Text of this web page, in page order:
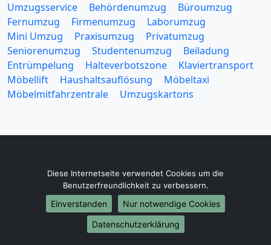
Umzugsservice Behördenumzug
Büroumzug
Fernumzug
Firmenumzug
Laborumzug
Mini Umzug
Praxisumzug
Privatumzug
Seniorenumzug
Studentenumzug
Beiladung
Entrümpelung
Halteverbotszone
Klaviertransport
Möbellift
Haushaltsauflösung
Möbeltaxi
Möbelmitfahrzentrale
Umzugskartons
Europa-Umzüge
Umzug von Hanau nach Belarus
Umzug von Hanau nach Belgien
Umzug von Hanau nach Bulgarien
Umzug von Hanau nach Dänemark
Diese Internetseite verwendet Cookies um die
Benutzerfreundlichkeit zu verbessern.
Einverstanden
Nur notwendige Cookies
Datenschutzerklärung